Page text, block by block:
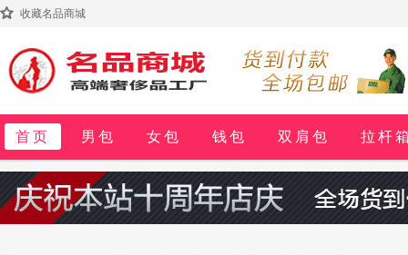
收藏名品商城
首页 男包 女包 钱包 双肩包 拉杆